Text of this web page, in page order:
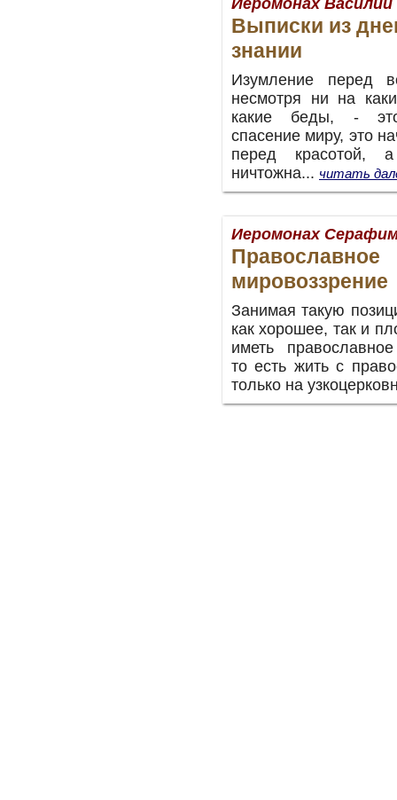
Иеромонах Василий
Выписки из
знании
Изумление перед
несмотря ни на
какие беды, -
спасение миру, это
перед
ничтожна... читать
Иеромонах
Православное
мировоззрение
Занимая такую
как хорошее, так и
иметь
то есть жить с
только на